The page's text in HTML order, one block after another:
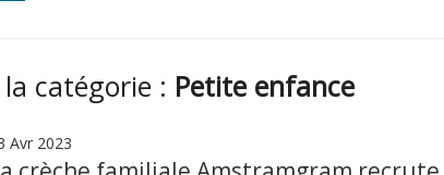
catégorie : Petite enfance
Avr 2023